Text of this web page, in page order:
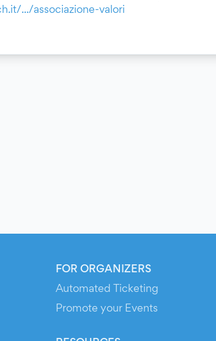
.../associazione-valori
FOR ORGANIZERS
Automated Ticketing
Promote your Events